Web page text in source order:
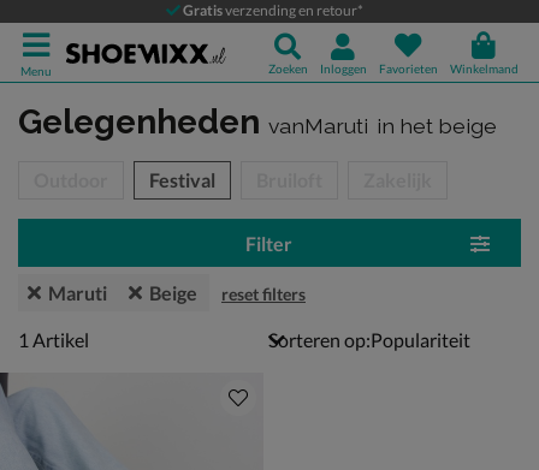
Gratisverzending en retour*
Menu Zoeken Inloggen Favorieten Winkelmand
Gelegenheden vanMaruti in het beige
Festival
Filter
Maruti Beige reset filters
1 artikel
1 Artikel Sorteren op: